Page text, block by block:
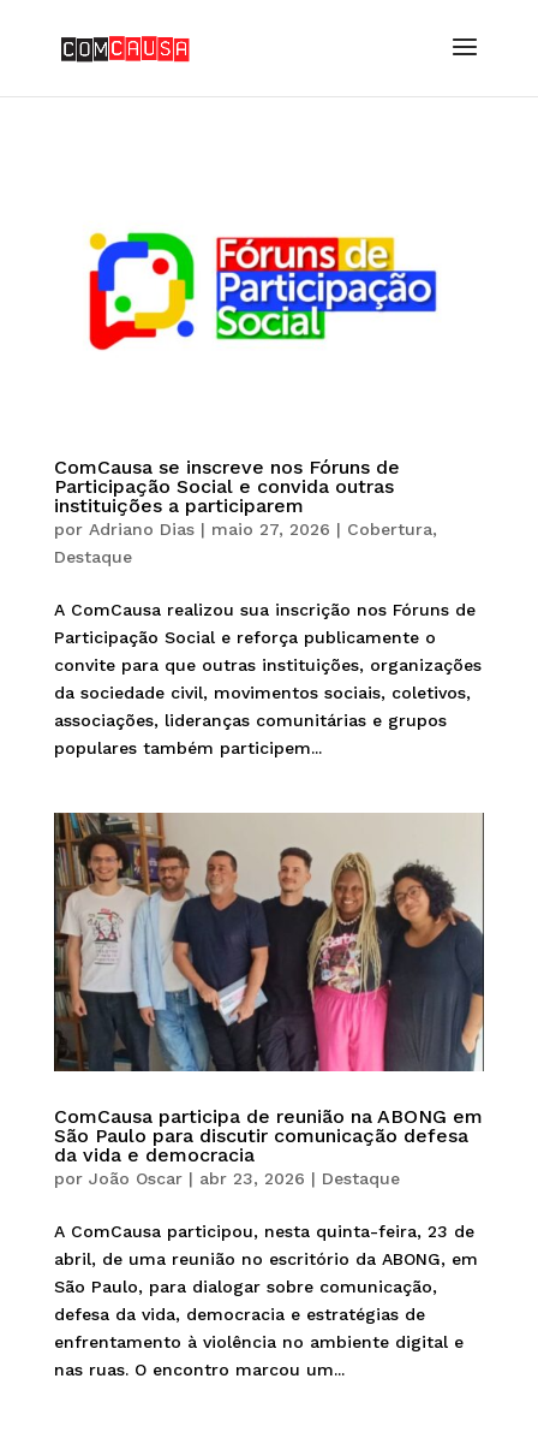
ComCausa se inscreve nos Fóruns de
Participação Social e convida outras
instituições a participarem
por Adriano Dias| maio 27, 2026 | Cobertura,
Destaque
A ComCausa realizou sua inscrição nos Fóruns de
Participação Social e reforça publicamente o
convite para que outras instituições, organizações
da sociedade civil, movimentos sociais, coletivos,
associações, lideranças comunitárias e grupos
populares também participem...
ComCausa participa de reunião na ABONG em
São Paulo para discutir comunicação defesa
da vida e democracia
por João Oscar| abr 23, 2026 | Destaque
A ComCausa participou, nesta quinta-feira, 23 de
abril, de uma reunião no escritório da ABONG, em
São Paulo, para dialogar sobre comunicação,
defesa da vida, democracia e estratégias de
enfrentamento à violência no ambiente digital e
nas ruas. O encontro marcou um...